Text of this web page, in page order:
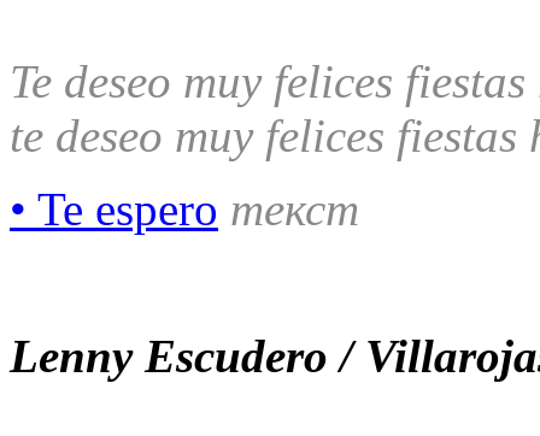
Te deseo muy felices fiestas
te deseo muy felices fiestas
• Te espero текст
Lenny Escudero /